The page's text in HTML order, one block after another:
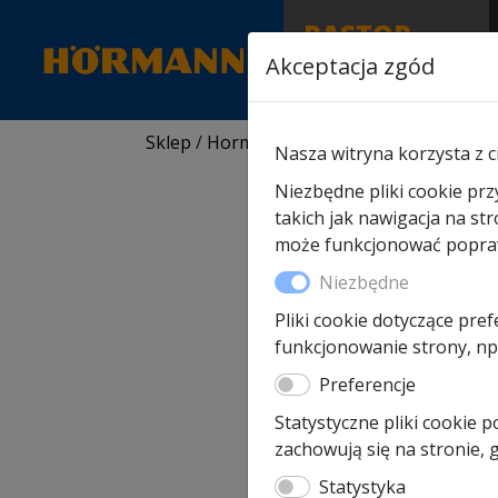
RASTOR
AUTORYZOWANY
PARTNER & SERWIS
Sklep / Hormann części zamienne Do
Akceptacja zgód
Nasza witryna korzysta z
Niezbędne pliki cookie
takich jak nawigacja na
może funkcjonować
Niezbędne
Pliki cookie dotyczące
funkcjonowanie strony,
Preferencje
Statystyczne pliki cookie
zachowują się na stronie,
Statystyka